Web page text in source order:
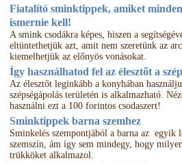
Fiatalító sminktippek, amiket
ismernie kell!
A smink csodákra képes, hiszen a
eltüntethetjük azt, amit nem szeretünk az
kiemelhetjük az előnyös vonásokat.
Így használhatod fel az élesztőt a
Az élesztőt leginkább a konyhában
szépségápolás területén is alkalmazható.
használni ezt a 100 forintos csodaszert!
Sminktippek barna szemhez
Sminkelés szempontjából a barna az egyik
szemszín, ám így sem mindegy, hogy
trükköket alkalmazol.